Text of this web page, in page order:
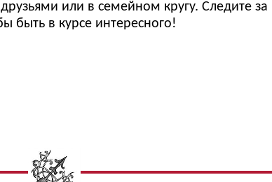
или в семейном кругу. Следите за
в курсе интересного!